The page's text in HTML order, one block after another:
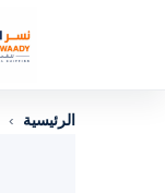
الرئيسية ›